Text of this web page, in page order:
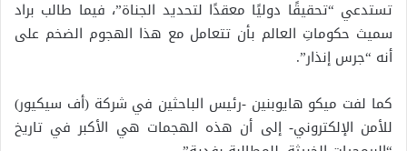
تستدعي “تحقيقًا دوليًا معقدًا لتحديد الجناة”، فيما طالب براد
سميث حكوماتِ العالم بأن تتعامل مع هذا الهجوم الضخم على
أنه “جرس إنذار”.
كما لفت ميكو هايوبنين -رئيس الباحثين في شركة (أف سيكيور)
للأمن الإلكتروني- إلى أن هذه الهجمات هي الأكبر في تاريخ